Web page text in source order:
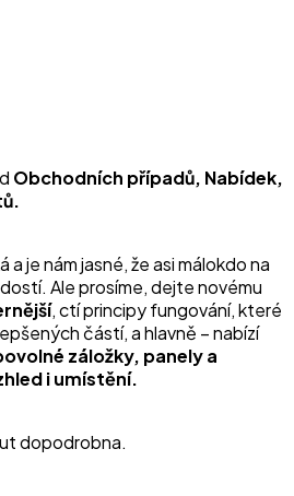
Obchodních případů, Nabídek,
je nám jasné, že asi málokdo na
Ale prosíme, dejte novému
, ctí principy fungování, které
částí, a hlavně –⁠⁠⁠⁠⁠⁠ nabízí
záložky, panely a
i umístění.
dopodrobna.